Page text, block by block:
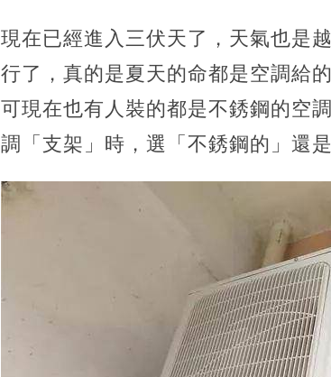
現在已經進入三伏天了，天氣也是
行了，真的是夏天的命都是空調給
可現在也有人裝的都是不銹鋼的空
調「支架」時，選「不銹鋼的」還